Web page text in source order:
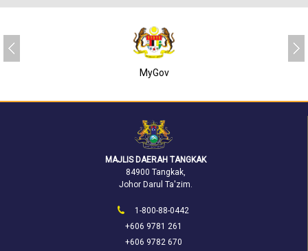
MyGov
MAJLIS DAERAH TANGKAK
84900 Tangkak,
Johor Darul Ta'zim.
1-800-88-0442
+606 9781 261
+606 9782 670